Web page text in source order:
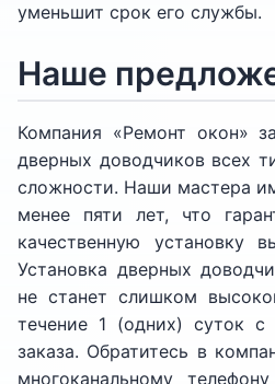
уменьшит срок его службы.
Наше
Компания «Ремонт окон»
дверных доводчиков всех
сложности. Наши мастера
менее пяти лет, что
качественную установку
Установка дверных
не станет слишком
течение 1 (одних) суток с
заказа. Обратитесь в
многоканальному